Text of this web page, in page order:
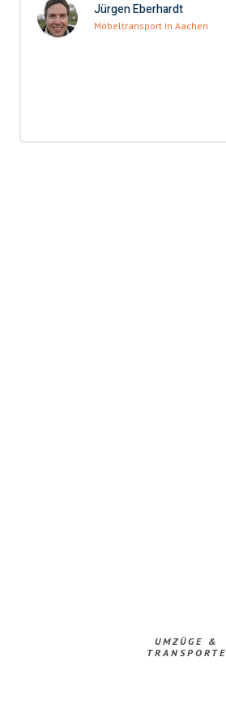
Jürgen Eberhardt
Möbeltransport in Aachen
UMZÜGE &
TRANSPORTE